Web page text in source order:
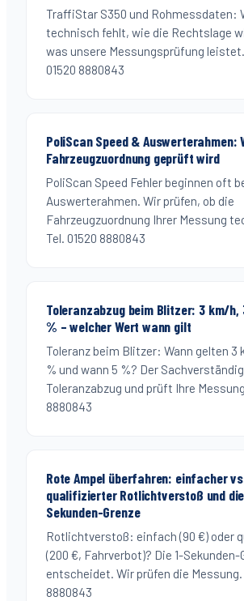
TraffiStar S350 und Rohmessdaten:
technisch fehlt, wie die Rechtslage
was unsere Messungsprüfung
01520 8880843
PoliScan Speed & Auswerterahmen:
Fahrzeugzuordnung geprüft wird
PoliScan Speed Fehler beginnen oft
Auswerterahmen. Wir prüfen, ob die
Fahrzeugzuordnung Ihrer Messung
Tel. 01520 8880843
Toleranzabzug beim Blitzer: 3 km/h,
% – welcher Wert wann gilt
Toleranz beim Blitzer: Wann gelten 3
% und wann 5 %? Der
Toleranzabzug und prüft Ihre
8880843
Rote Ampel überfahren: einfacher
qualifizierter Rotlichtverstoß und
Sekunden-Grenze
Rotlichtverstoß: einfach (90 €) oder
(200 €, Fahrverbot)? Die 1-Sekunden-
entscheidet. Wir prüfen die Messung.
8880843